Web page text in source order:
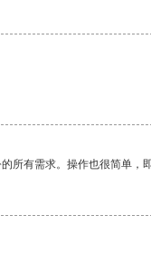
所有需求。操作也很简单，